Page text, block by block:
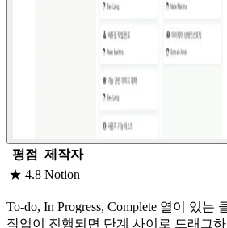
평점
제작자
★ 4.8 Notion
To-do, In Progress, Complete 열이 있는
작업이 진행되면 단계 사이로 드래그